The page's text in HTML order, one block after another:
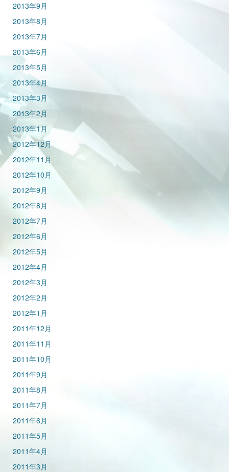
2013年9月
2013年8月
2013年7月
2013年6月
2013年5月
2013年4月
2013年3月
2013年2月
2013年1月
2012年12月
2012年11月
2012年10月
2012年9月
2012年8月
2012年7月
2012年6月
2012年5月
2012年4月
2012年3月
2012年2月
2012年1月
2011年12月
2011年11月
2011年10月
2011年9月
2011年8月
2011年7月
2011年6月
2011年5月
2011年4月
2011年3月